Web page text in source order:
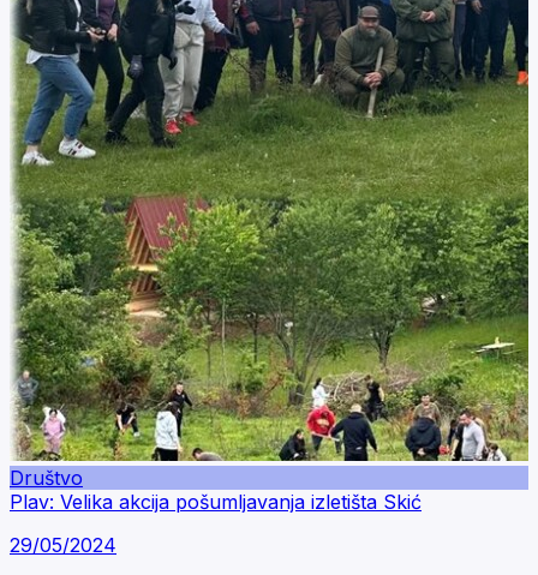
Društvo
Plav: Velika akcija pošumljavanja izletišta Skić
29/05/2024